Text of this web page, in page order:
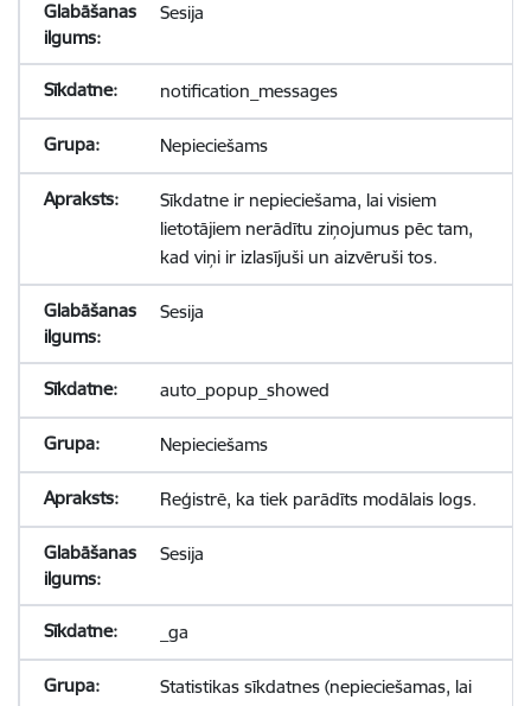
Sesija
notification_messages
Nepieciešams
Sīkdatne ir nepieciešama, lai visiem
lietotājiem nerādītu ziņojumus pēc tam,
kad viņi ir izlasījuši un aizvēruši tos.
Sesija
auto_popup_showed
Nepieciešams
Reģistrē, ka tiek parādīts modālais logs.
Sesija
_ga
Statistikas sīkdatnes (nepieciešamas, lai